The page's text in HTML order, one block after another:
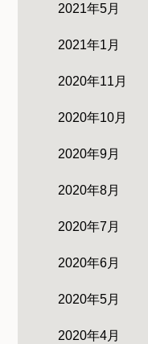
2021年5月
2021年1月
2020年11月
2020年10月
2020年9月
2020年8月
2020年7月
2020年6月
2020年5月
2020年4月